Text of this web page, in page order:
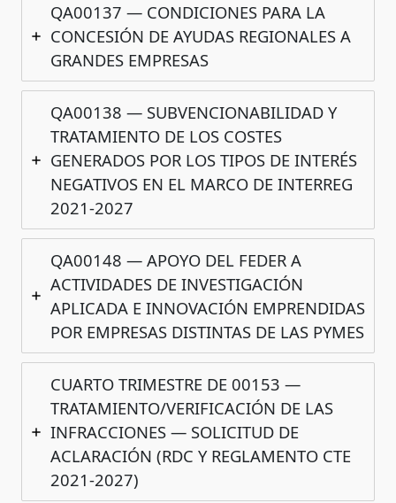
QA00137 — CONDICIONES PARA LA
CONCESIÓN DE AYUDAS REGIONALES A
GRANDES EMPRESAS
QA00138 — SUBVENCIONABILIDAD Y
TRATAMIENTO DE LOS COSTES
GENERADOS POR LOS TIPOS DE INTERÉS
NEGATIVOS EN EL MARCO DE INTERREG
2021-2027
QA00148 — APOYO DEL FEDER A
ACTIVIDADES DE INVESTIGACIÓN
APLICADA E INNOVACIÓN EMPRENDIDAS
POR EMPRESAS DISTINTAS DE LAS PYMES
CUARTO TRIMESTRE DE 00153 —
TRATAMIENTO/VERIFICACIÓN DE LAS
INFRACCIONES — SOLICITUD DE
ACLARACIÓN (RDC Y REGLAMENTO CTE
2021-2027)